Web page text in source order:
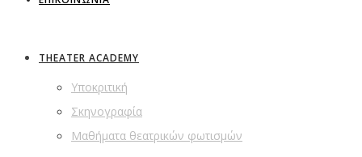
THEATER ACADEMY
Υποκριτική
Σκηνογραφία
Μαθήματα θεατρικών φωτισμών